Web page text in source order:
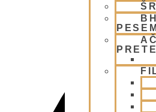
PESEM